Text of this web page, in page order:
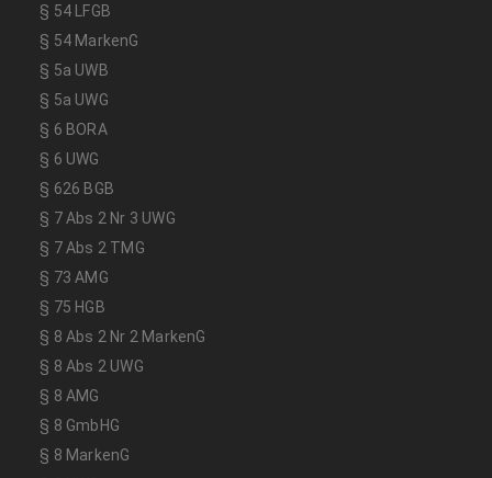
§ 54 LFGB
§ 54 MarkenG
§ 5a UWB
§ 5a UWG
§ 6 BORA
§ 6 UWG
§ 626 BGB
§ 7 Abs 2 Nr 3 UWG
§ 7 Abs 2 TMG
§ 73 AMG
§ 75 HGB
§ 8 Abs 2 Nr 2 MarkenG
§ 8 Abs 2 UWG
§ 8 AMG
§ 8 GmbHG
§ 8 MarkenG